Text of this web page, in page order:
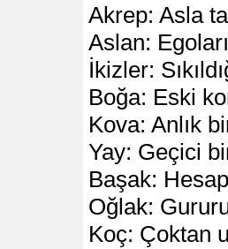
Akrep: Asla
Aslan:
İkizler:
Boğa: Eski
Kova: Anlık
Yay: Geçici
Başak:
Oğlak:
Koç: Çoktan